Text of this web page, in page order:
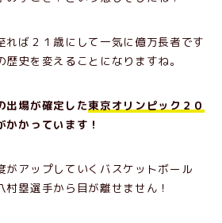
れば２１歳にして一気に億万長者です
史を変えることになりますね。
出場が確定した東京オリンピック２０
かっています！
がアップしていくバスケットボール
塁選手から目が離せません！